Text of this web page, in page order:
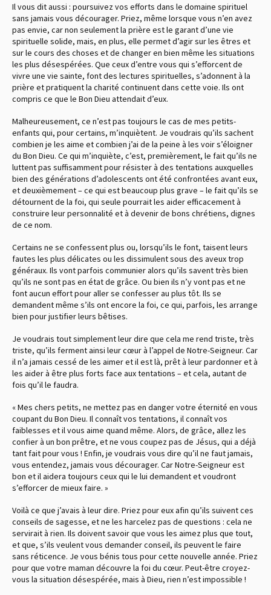
Il vous dit aussi : poursuivez vos efforts dans le domaine spirituel
sans jamais vous décourager. Priez, même lorsque vous n’en avez
pas envie, car non seulement la prière est le garant d’une vie
spirituelle solide, mais, en plus, elle permet d’agir sur les êtres et
sur le cours des choses et de changer en bien même les situations
les plus désespérées. Que ceux d’entre vous qui s’efforcent de
vivre une vie sainte, font des lectures spirituelles, s’adonnent à la
prière et pratiquent la charité continuent dans cette voie. Ils ont
compris ce que le Bon Dieu attendait d’eux.
Malheureusement, ce n’est pas toujours le cas de mes petits-
enfants qui, pour certains, m’inquiètent. Je voudrais qu’ils sachent
combien je les aime et combien j’ai de la peine à les voir s’éloigner
du Bon Dieu. Ce qui m’inquiète, c’est, premièrement, le fait qu’ils ne
luttent pas suffisamment pour résister à des tentations auxquelles
bien des générations d’adolescents ont été confrontées avant eux,
et deuxièmement – ce qui est beaucoup plus grave – le fait qu’ils se
détournent de la foi, qui seule pourrait les aider efficacement à
construire leur personnalité et à devenir de bons chrétiens, dignes
de ce nom.
Certains ne se confessent plus ou, lorsqu’ils le font, taisent leurs
fautes les plus délicates ou les dissimulent sous des aveux trop
généraux. Ils vont parfois communier alors qu’ils savent très bien
qu’ils ne sont pas en état de grâce. Ou bien ils n’y vont pas et ne
font aucun effort pour aller se confesser au plus tôt. Ils se
demandent même s’ils ont encore la foi, ce qui, parfois, les arrange
bien pour justifier leurs bêtises.
Je voudrais tout simplement leur dire que cela me rend triste, très
triste, qu’ils ferment ainsi leur cœur à l’appel de Notre-Seigneur. Car
il n’a jamais cessé de les aimer et il est là, prêt à leur pardonner et à
les aider à être plus forts face aux tentations – et cela, autant de
fois qu’il le faudra.
« Mes chers petits, ne mettez pas en danger votre éternité en vous
coupant du Bon Dieu. Il connaît vos tentations, il connaît vos
faiblesses et il vous aime quand même. Alors, de grâce, allez les
confier à un bon prêtre, et ne vous coupez pas de Jésus, qui a déjà
tant fait pour vous ! Enfin, je voudrais vous dire qu’il ne faut jamais,
vous entendez, jamais vous décourager. Car Notre-Seigneur est
bon et il aidera toujours ceux qui le lui demandent et voudront
s’efforcer de mieux faire. »
Voilà ce que j’avais à leur dire. Priez pour eux afin qu’ils suivent ces
conseils de sagesse, et ne les harcelez pas de questions : cela ne
servirait à rien. Ils doivent savoir que vous les aimez plus que tout,
et que, s’ils veulent vous demander conseil, ils peuvent le faire
sans réticence. Je vous bénis tous pour cette nouvelle année. Priez
pour que votre maman découvre la foi du cœur. Peut-être croyez-
vous la situation désespérée, mais à Dieu, rien n’est impossible !